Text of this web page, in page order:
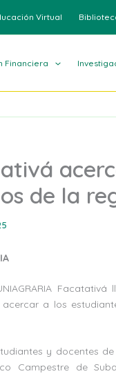
Virtual
Financiera
de la
a los
y docentes
Campestre de